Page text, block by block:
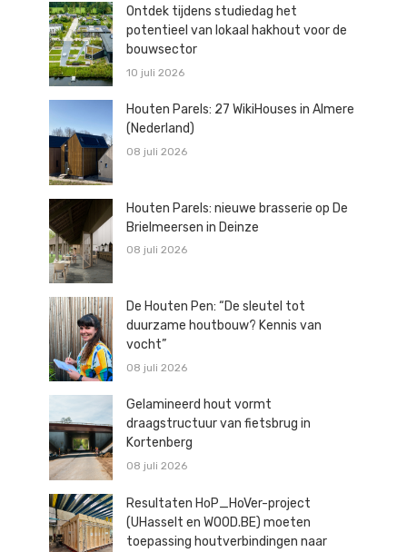
Ontdek tijdens studiedag het
potentieel van lokaal hakhout voor de
bouwsector
10 juli 2026
Houten Parels: 27 WikiHouses in Almere
(Nederland)
08 juli 2026
Houten Parels: nieuwe brasserie op De
Brielmeersen in Deinze
08 juli 2026
De Houten Pen: “De sleutel tot
duurzame houtbouw? Kennis van
vocht”
08 juli 2026
Gelamineerd hout vormt
draagstructuur van fietsbrug in
Kortenberg
08 juli 2026
Resultaten HoP_HoVer-project
(UHasselt en WOOD.BE) moeten
toepassing houtverbindingen naar